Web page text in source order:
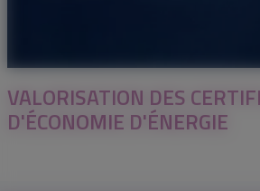
VALORISATION DES
D'ÉCONOMIE D'ÉNERGIE